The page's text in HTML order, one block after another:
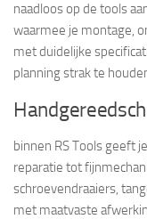
naadloos op de tools
waarmee je montage,
met duidelijke
planning strak te
binnen RS Tools geeft
reparatie tot
schroevendraaiers,
met maatvaste